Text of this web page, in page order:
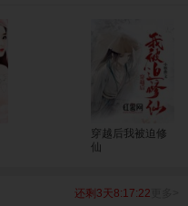
穿越后我被迫修
仙
还剩3天8:17:21